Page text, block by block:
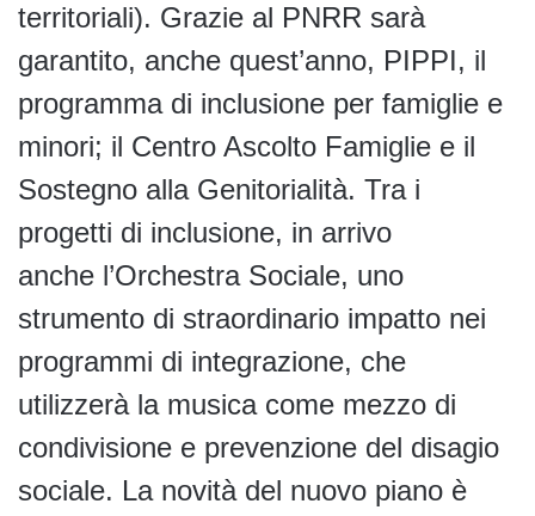
territoriali). Grazie al PNRR sarà
garantito, anche quest’anno, PIPPI, il
programma di inclusione per famiglie e
minori; il Centro Ascolto Famiglie e il
Sostegno alla Genitorialità. Tra i
progetti di inclusione, in arrivo
anche l’Orchestra Sociale, uno
strumento di straordinario impatto nei
programmi di integrazione, che
utilizzerà la musica come mezzo di
condivisione e prevenzione del disagio
sociale. La novità del nuovo piano è